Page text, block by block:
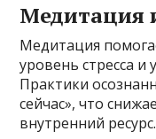
Медитация
Медитация
уровень стресса и
Практики
сейчас», что
внутренний